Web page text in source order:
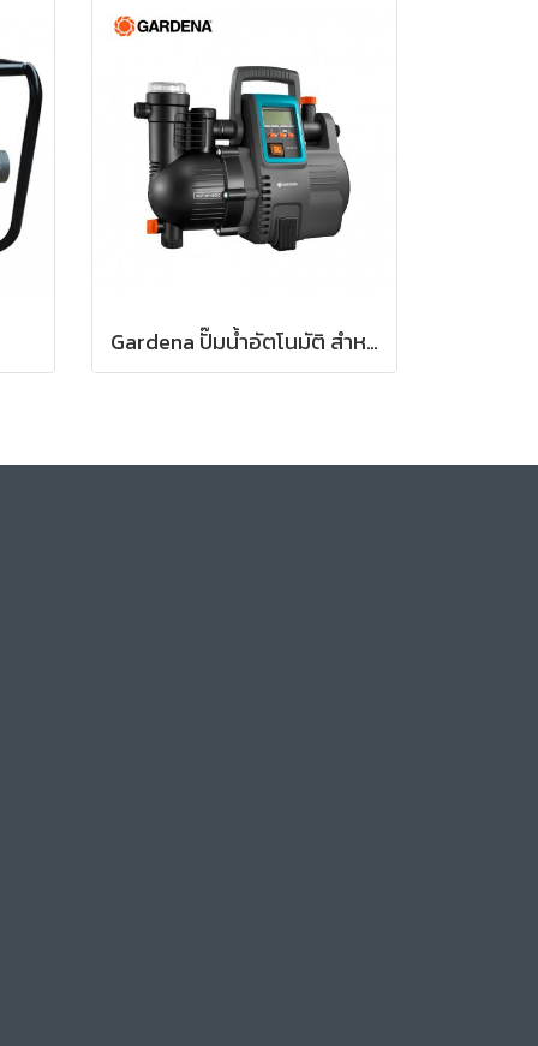
Gardena ปั๊มน้ำอัตโนมัติ สำหรับบ้านและสวน 5000/5 LCD (01759-20)